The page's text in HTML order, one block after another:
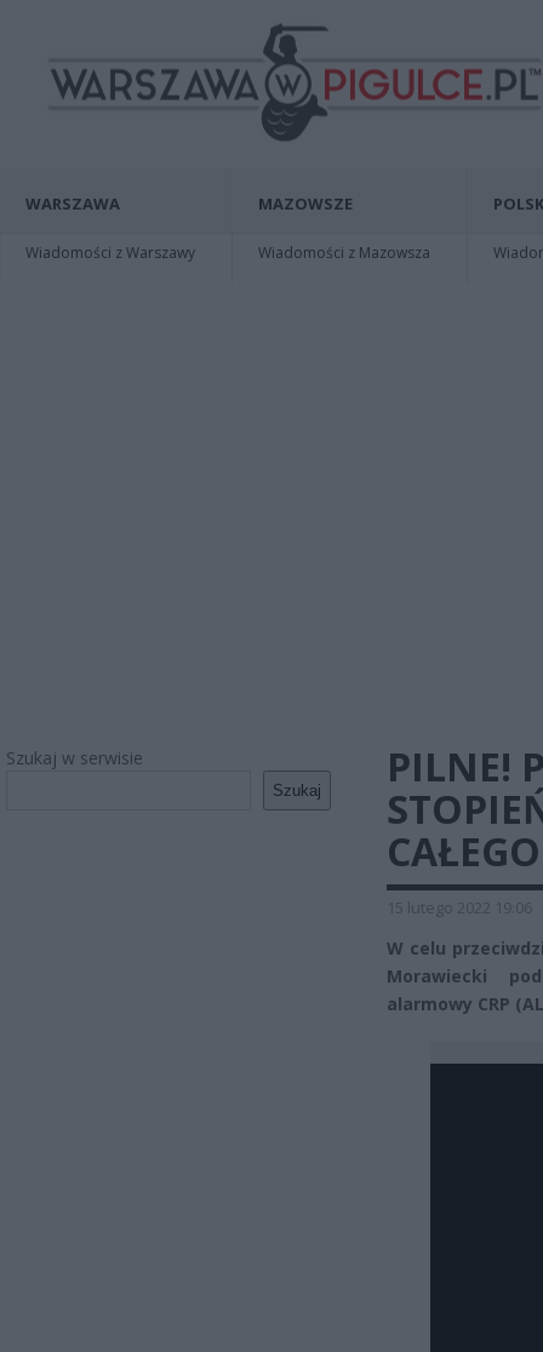
WARSZAWA
Wiadomości z Warszawy
MAZOWSZE
Wiadomości z Mazowsza
Szukaj w serwisie
Szukaj
PILNE!
15 lutego 2022 19:06
W celu
Morawiecki
alarmowy CRP